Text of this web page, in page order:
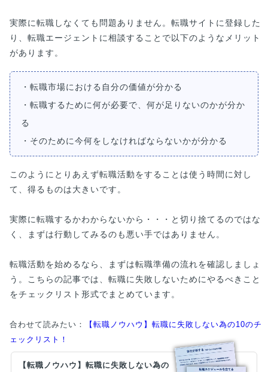
実際に転職しなくても問題ありません。転職サイトに登録した
り、転職エージェントに相談することで以下のようなメリット
があります。
・転職市場における自分の価値が分かる
・転職するために何が必要で、何が足りないのかが分か
る
・そのために今何をしなければならないかが分かる
このようにとりあえず転職活動をすることは使う時間に対し
て、得るものは大きいです。
実際に転職するかわからないから・・・と切り捨てるのではな
く、まずは行動してみるのも悪い手ではありません。
転職活動を始めるなら、まずは転職準備の流れを確認しましょ
う。こちらの記事では、転職に失敗しないためにやるべきこと
をチェックリスト形式でまとめています。
合わせて読みたい：
【転職ノウハウ】転職に失敗しない為の10のチ
ェックリスト！
【転職ノウハウ】転職に失敗しない為の